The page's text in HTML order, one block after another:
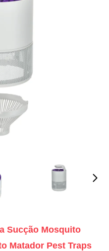
Sucção Mosquito
Matador Pest Traps